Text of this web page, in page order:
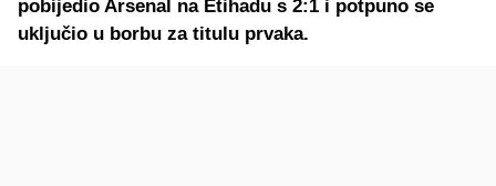
pobijedio Arsenal na Etihadu s 2:1 i potpuno se
uključio u borbu za titulu prvaka.